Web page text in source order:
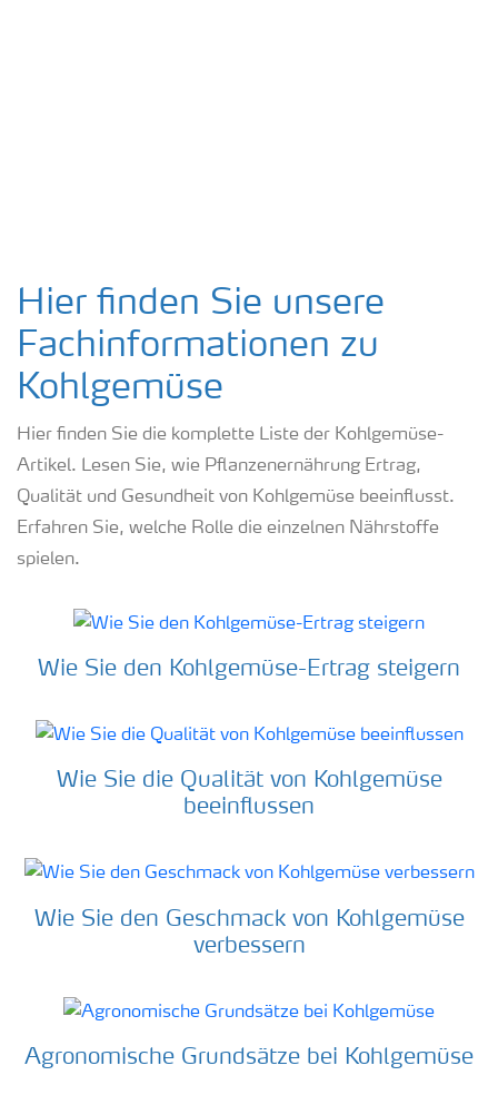
Hier finden Sie unsere
Fachinformationen zu
Kohlgemüse
Hier finden Sie die komplette Liste der Kohlgemüse-
Artikel. Lesen Sie, wie Pflanzenernährung Ertrag,
Qualität und Gesundheit von Kohlgemüse beeinflusst.
Erfahren Sie, welche Rolle die einzelnen Nährstoffe
spielen.
Wie Sie den Kohlgemüse-Ertrag steigern
Wie Sie die Qualität von Kohlgemüse
beeinflussen
Wie Sie den Geschmack von Kohlgemüse
verbessern
Agronomische Grundsätze bei Kohlgemüse